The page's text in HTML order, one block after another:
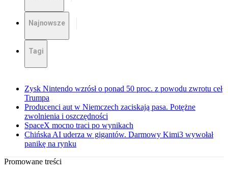
Najnowsze
Tagi
Zysk Nintendo wzrósł o ponad 50 proc. z powodu zwrotu ceł
Trumpa
Producenci aut w Niemczech zaciskają pasa. Potężne
zwolnienia i oszczędności
SpaceX mocno traci po wynikach
Chińska AI uderza w gigantów. Darmowy Kimi3 wywołał
panikę na rynku
Promowane treści